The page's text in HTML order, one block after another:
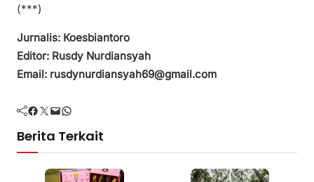
(***)
Jurnalis: Koesbiantoro
Editor: Rusdy Nurdiansyah
Email: rusdynurdiansyah69@gmail.com
Facebook Twitter Mail WhatsApp
Berita Terkait